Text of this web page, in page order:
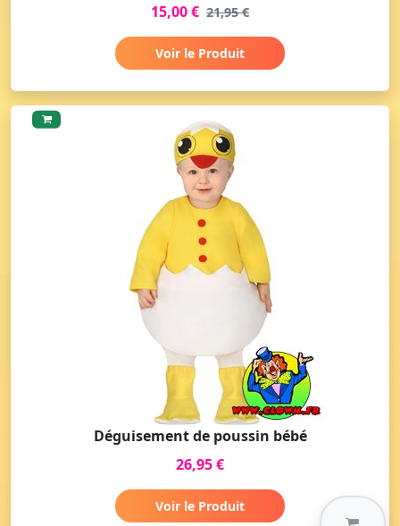
15,00 € 21,95 €
Voir le Produit
Déguisement de poussin bébé
26,95 €
Voir le Produit